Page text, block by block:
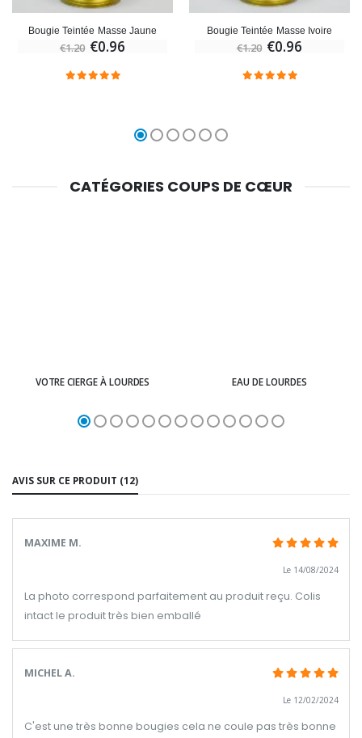
Bougie Teintée Masse Jaune
€1.20 €0.96
Bougie Teintée Masse Ivoire
€1.20 €0.96
CATÉGORIES COUPS DE CŒUR
VOTRE CIERGE À LOURDES EAU DE LOURDES
AVIS SUR CE PRODUIT (12)
MAXIME M.
Le 14/08/2024
La photo correspond parfaitement au produit reçu. Colis
intact le produit très bien emballé
MICHEL A.
Le 12/02/2024
C'est une très bonne bougies cela ne coule pas très bonne